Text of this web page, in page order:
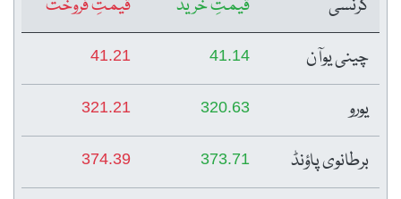
کرنسی
قیمتِ خرید
قیمتِ فروخت
چینی یوآن
41.14
41.21
یورو 320.63
321.21
برطانوی پاؤنڈ 373.71
374.39